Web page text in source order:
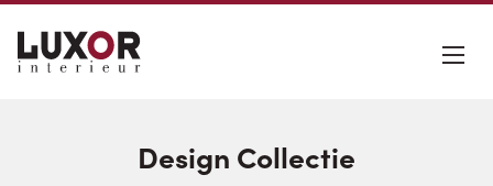
Design Collectie